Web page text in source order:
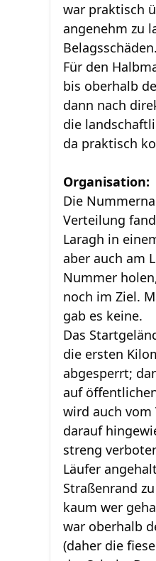
war praktisch
angenehm zu
Belagsschäden.
Für den
bis oberhalb
dann nach
die
da praktisch
Organisation:
Die
Verteilung
Laragh in
aber auch am
Nummer
noch im Ziel.
gab es keine.
Das
die ersten
abgesperrt;
auf
wird auch
darauf
streng
Läufer
Straßenrand
kaum wer
war oberhalb
(daher die